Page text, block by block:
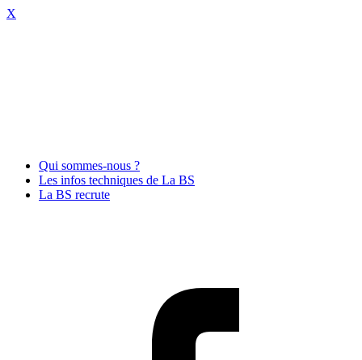
X
Qui sommes-nous ?
Les infos techniques de La BS
La BS recrute